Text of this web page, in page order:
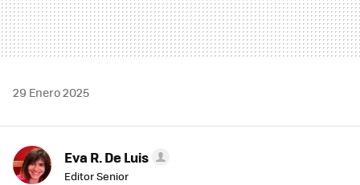
29 Enero 2025
Eva R. De Luis
Editor Senior